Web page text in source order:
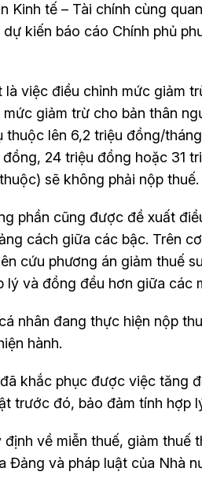
Kinh tế – Tài chính cùng
dự kiến báo cáo Chính phủ
việc điều chỉnh mức giảm
giảm trừ cho bản thân
lên 6,2 triệu đồng/
24 triệu đồng hoặc 31
sẽ không phải nộp thuế.
phần cũng được đề xuất
cách giữa các bậc. Trên
cứu phương án giảm thuế
lý và đồng đều hơn giữa các
nhân đang thực hiện nộp
hành.
khắc phục được việc tăng
trước đó, bảo đảm tính hợp
về miễn thuế, giảm thuế
Đảng và pháp luật của Nhà